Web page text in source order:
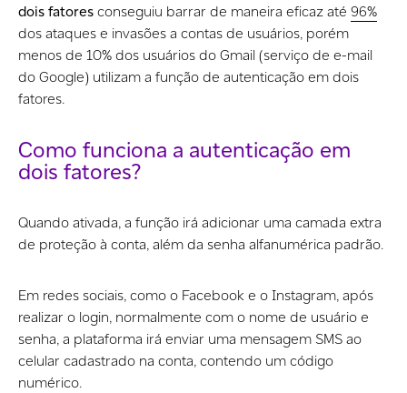
dois fatoresconseguiu barrar de maneira eficaz até 96%
dos ataques e invasões a contas de usuários, porém
menos de 10% dos usuários do Gmail (serviço de e-mail
do Google) utilizam a função de autenticação em dois
fatores.
Como funciona a autenticação em
dois fatores?
Quando ativada, a função irá adicionar uma camada extra
de proteção à conta, além da senha alfanumérica padrão.
Em redes sociais, como o Facebook e o Instagram, após
realizar o login, normalmente com o nome de usuário e
senha, a plataforma irá enviar uma mensagem SMS ao
celular cadastrado na conta, contendo um código
numérico.